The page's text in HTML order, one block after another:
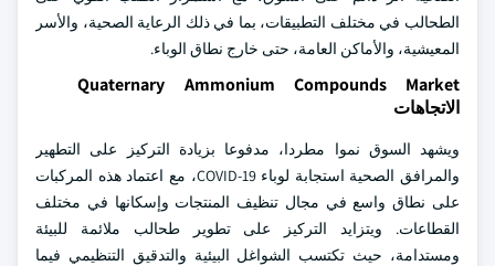
الطحالب في مختلف التطبيقات، بما في ذلك الرعاية الصحية، والأسر
المعيشية، والأماكن العامة، حتى خارج نطاق الوباء.
Quaternary Ammonium Compounds Market
الاتجاهات
ويشهد السوق نموا مطردا، مدفوعا بزيادة التركيز على التطهير
والمرافق الصحية استجابة لوباء COVID-19، مع اعتماد هذه المركبات
على نطاق واسع في مجال تنظيف المنتجات وإسكانها في مختلف
القطاعات. ويتزايد التركيز على تطوير طحالب ملائمة للبيئة
ومستدامة، حيث تكتسب الشواغل البيئية والتدقيق التنظيمي فيما